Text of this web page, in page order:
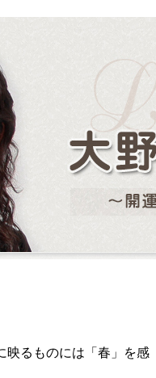
映るものには「春」を感